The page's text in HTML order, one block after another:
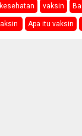
kesehatan vaksin
Apa itu vaksin